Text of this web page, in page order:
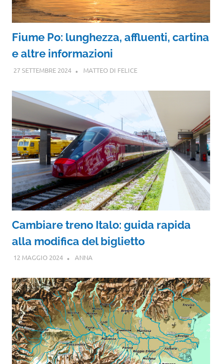
Fiume Po: lunghezza, affluenti, cartina
e altre informazioni
27 SETTEMBRE 2024 MATTEO DI FELICE
Cambiare treno Italo: guida rapida
alla modifica del biglietto
12 MAGGIO 2024 ANNA